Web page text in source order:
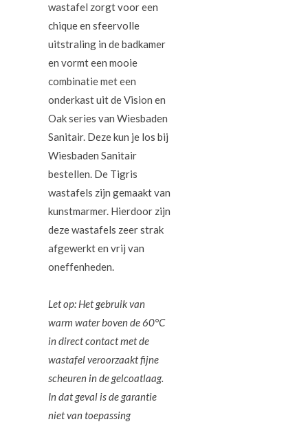
wastafel zorgt voor een
chique en sfeervolle
uitstraling in de badkamer
en vormt een mooie
combinatie met een
onderkast uit de Vision en
Oak series van Wiesbaden
Sanitair. Deze kun je los bij
Wiesbaden Sanitair
bestellen. De Tigris
wastafels zijn gemaakt van
kunstmarmer. Hierdoor zijn
deze wastafels zeer strak
afgewerkt en vrij van
oneffenheden.
Let op: Het gebruik van
warm water boven de 60°C
in direct contact met de
wastafel veroorzaakt fijne
scheuren in de gelcoatlaag.
In dat geval is de garantie
niet van toepassing